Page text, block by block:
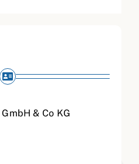
& Co KG